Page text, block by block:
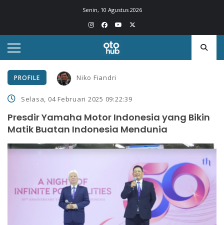
Senin, 10 Agustus 2026
PROFILE Niko Fiandri
Selasa, 04 Februari 2025 09:22:39
Presdir Yamaha Motor Indonesia yang Bikin
Matik Buatan Indonesia Mendunia